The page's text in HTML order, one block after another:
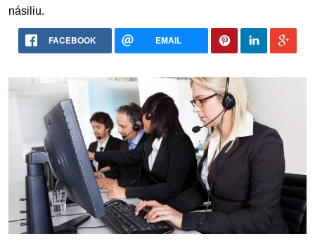
násiliu.
FACEBOOK EMAIL